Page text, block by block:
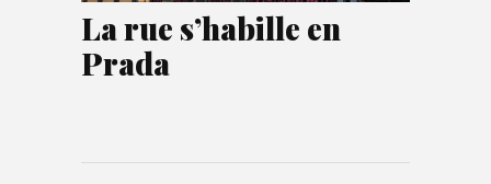
La rue s’habille en
Prada